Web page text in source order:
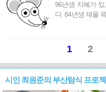
96년생 지혜가
다. 84년생 재물
1 2
시인 최원준의 부산탐식 프로